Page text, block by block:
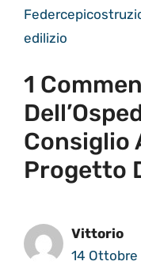
edilizio
1
Consiglio
Progetto
Vittorio
14